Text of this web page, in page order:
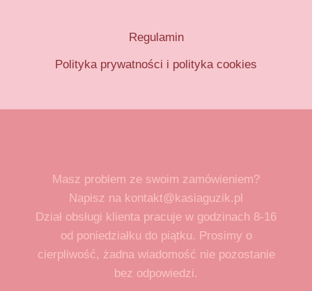
Regulamin
Polityka prywatności i polityka cookies
Masz problem ze swoim zamówieniem?
Napisz na kontakt@kasiaguzik.pl
Dział obsługi klienta pracuje w godzinach 8-16
od poniedziałku do piątku. Prosimy o
cierpliwość, żadna wiadomość nie pozostanie
bez odpowiedzi.